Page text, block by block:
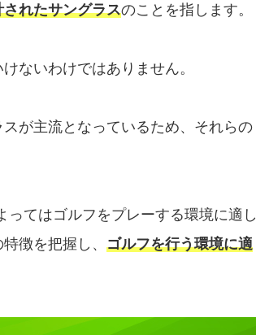
れたサングラスのことを指します。
ないわけではありません。
が主流となっているため、それらの
ってはゴルフをプレーする環境に適し
徴を把握し、 ゴルフを行う環境に適